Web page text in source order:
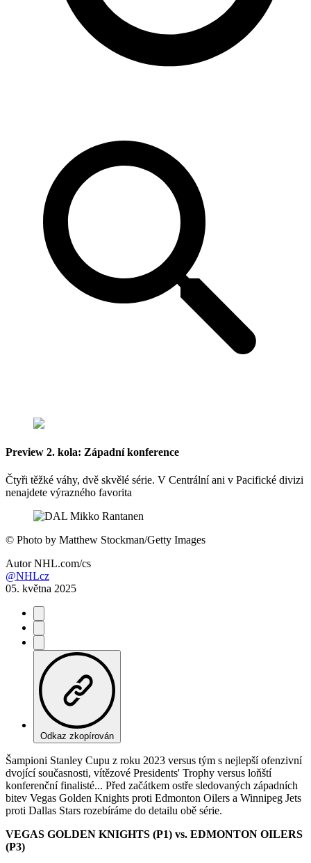
Preview 2. kola: Západní konference
Čtyři těžké váhy, dvě skvělé série. V Centrální ani v Pacifické divizi
nenajdete výrazného favorita
© Photo by Matthew Stockman/Getty Images
Autor NHL.com/cs
@NHLcz
05. května 2025
Odkaz zkopírován
Šampioni Stanley Cupu z roku 2023 versus tým s nejlepší ofenzivní
dvojící současnosti, vítězové Presidents' Trophy versus loňští
konferenční finalisté... Před začátkem ostře sledovaných západních
bitev Vegas Golden Knights proti Edmonton Oilers a Winnipeg Jets
proti Dallas Stars rozebíráme do detailu obě série.
VEGAS GOLDEN KNIGHTS (P1) vs. EDMONTON OILERS
(P3)